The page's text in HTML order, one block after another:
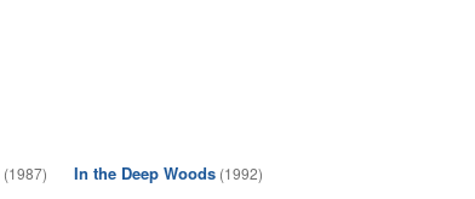
(1987)
In the Deep Woods (1992)